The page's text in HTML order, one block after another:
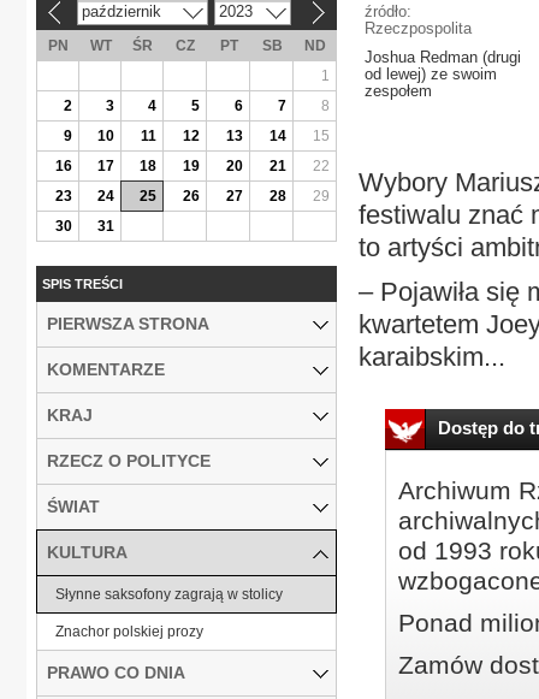
źródło:
Rzeczpospolita
Joshua Redman (drugi
od lewej) ze swoim
zespołem
Wybory
festiwalu znać
to artyści
– Pojawiła się
kwartetem
karaibskim...
Dostęp do
Archiwum
od 1993
Ponad
Zamów
październik 2023
PN WT ŚR CZ PT SB
ND
1
2
3 4 5 6 7
8
9
10 11 12 13 14
15
16
17 18 19 20 21
22
23
24 25 26 27 28
29
30
31
SPIS TREŚCI
PIERWSZA STRONA
KOMENTARZE
KRAJ
RZECZ O POLITYCE
ŚWIAT
KULTURA
Słynne saksofony zagrają w stolicy
Znachor polskiej prozy
PRAWO CO DNIA